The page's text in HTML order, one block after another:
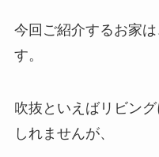
今回ご紹介するお家
す。
吹抜といえばリビン
しれませんが、